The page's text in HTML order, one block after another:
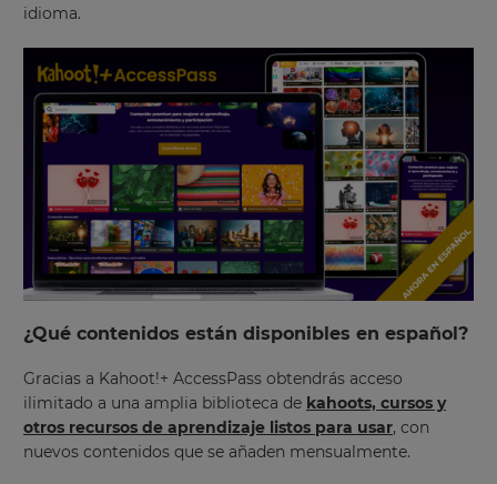
idioma.
¿Qué contenidos están disponibles en español?
Gracias a Kahoot!+ AccessPass obtendrás acceso
ilimitado a una amplia biblioteca de kahoots, cursos y
otros recursos de aprendizaje listos para usar, con
nuevos contenidos que se añaden mensualmente.